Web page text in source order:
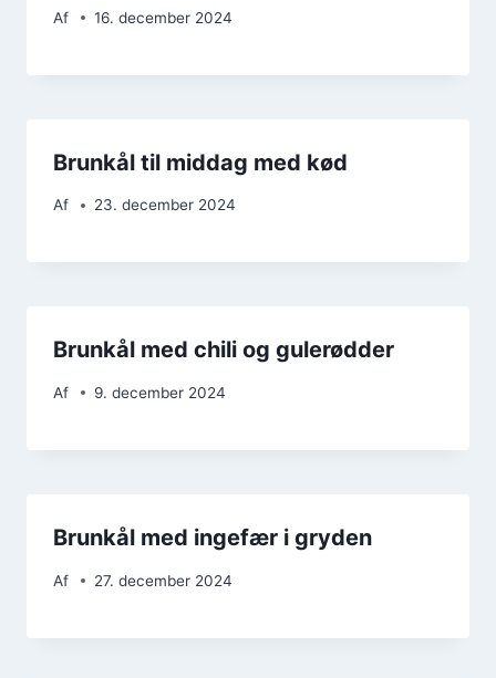
Af 16. december 2024
Brunkål til middag med kød
Af 23. december 2024
Brunkål med chili og gulerødder
Af 9. december 2024
Brunkål med ingefær i gryden
Af 27. december 2024